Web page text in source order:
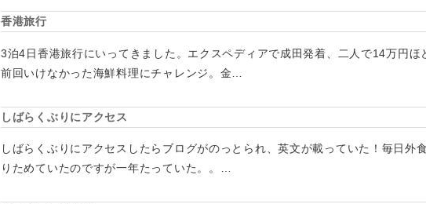
香港旅行
3泊4日香港旅行にいってきました。エクスペディアで成田発着、二人で14万円
前回いけなかった海鮮料理にチャレンジ。金…
しばらくぶりにアクセス
しばらくぶりにアクセスしたらブログがのっとられ、英文が載っていた！毎日外
りためていたのですが一年たっていた。。…